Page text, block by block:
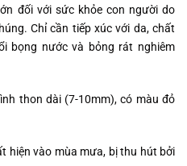
đối với sức khỏe con người do
Chỉ cần tiếp xúc với da, chất
bọng nước và bỏng rát nghiêm
thon dài (7-10mm), có màu đỏ
hiện vào mùa mưa, bị thu hút bởi